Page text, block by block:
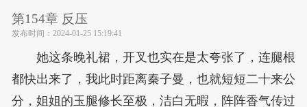
第154章 反压
发布时间： 2024-01-25 15:19:41
她这条晚礼裙，开叉也实在是太夸张了，连腿根
都快出来了，我此时距离秦子曼，也就短短二十来公
分，姐姐的玉腿修长至极，洁白无暇，阵阵香气传过